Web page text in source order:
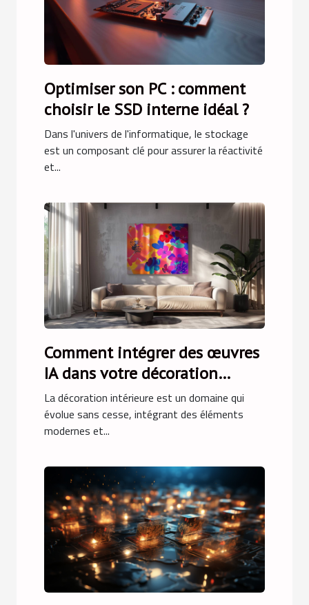
Optimiser son PC : comment
choisir le SSD interne idéal ?
Dans l'univers de l'informatique, le stockage
est un composant clé pour assurer la réactivité
et...
Comment intégrer des œuvres
IA dans votre décoration
intérieure
La décoration intérieure est un domaine qui
évolue sans cesse, intégrant des éléments
modernes et...